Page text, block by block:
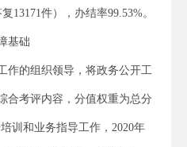
13171件），办结率99.53%。
基础
作的组织领导，将政务公开工
合考评内容，分值权重为总分
训和业务指导工作，2020年